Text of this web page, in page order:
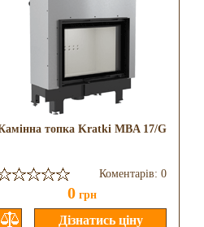
топка Kratki MBA 17/G
Коментарів: 0
0 грн